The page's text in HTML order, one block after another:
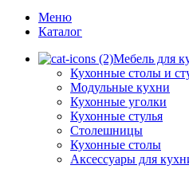
Меню
Каталог
Мебель для
Кухонные столы и
Модульные кухни
Кухонные уголки
Кухонные стулья
Столешницы
Кухонные столы
Аксессуары для